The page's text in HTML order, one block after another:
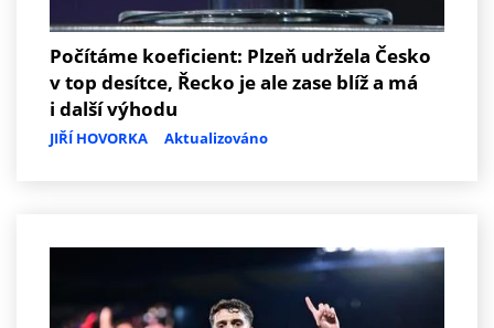
Počítáme koeficient: Plzeň udržela Česko
v top desítce, Řecko je ale zase blíž a má
i další výhodu
JIŘÍ HOVORKA Aktualizováno